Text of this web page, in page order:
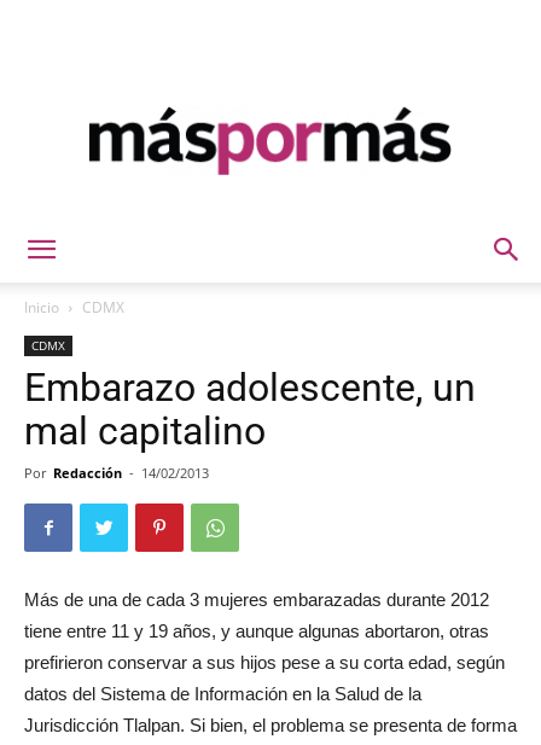
Inicio CDMX
CDMX
Embarazo adolescente, un
mal capitalino
Por Redacción - 14/02/2013
Más de una de cada 3 mujeres embarazadas durante 2012
tiene entre 11 y 19 años, y aunque algunas abortaron, otras
prefirieron conservar a sus hijos pese a su corta edad, según
datos del Sistema de Información en la Salud de la
Jurisdicción Tlalpan. Si bien, el problema se presenta de forma